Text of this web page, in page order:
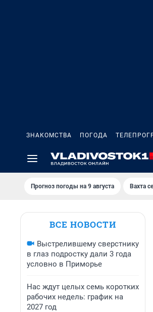
ЗНАКОМСТВА ПОГОДА
Прогноз погоды на 9 августа Вахта
ВСЕ НОВОСТИ
Выстрелившему сверстнику
в глаз подростку дали 3 года
условно в Приморье
Нас ждут целых семь коротких
рабочих недель: график на
2027 год